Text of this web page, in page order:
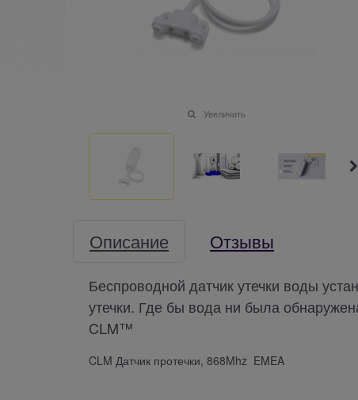
Увеличить
Описание Отзывы
Беспроводной датчик утечки воды
утечки. Где бы вода ни была
CLM™
CLM Датчик протечки, 868Mhz EMEA